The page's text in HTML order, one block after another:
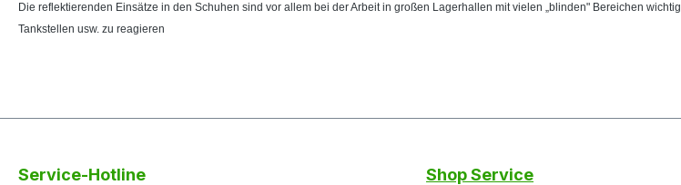
Die reflektierenden Einsätze in den Schuhen sind vor allem bei der Arbeit in großen Lagerhallen mit vielen „blinden" Bereichen
Tankstellen usw. zu reagieren
Service-Hotline Shop Service